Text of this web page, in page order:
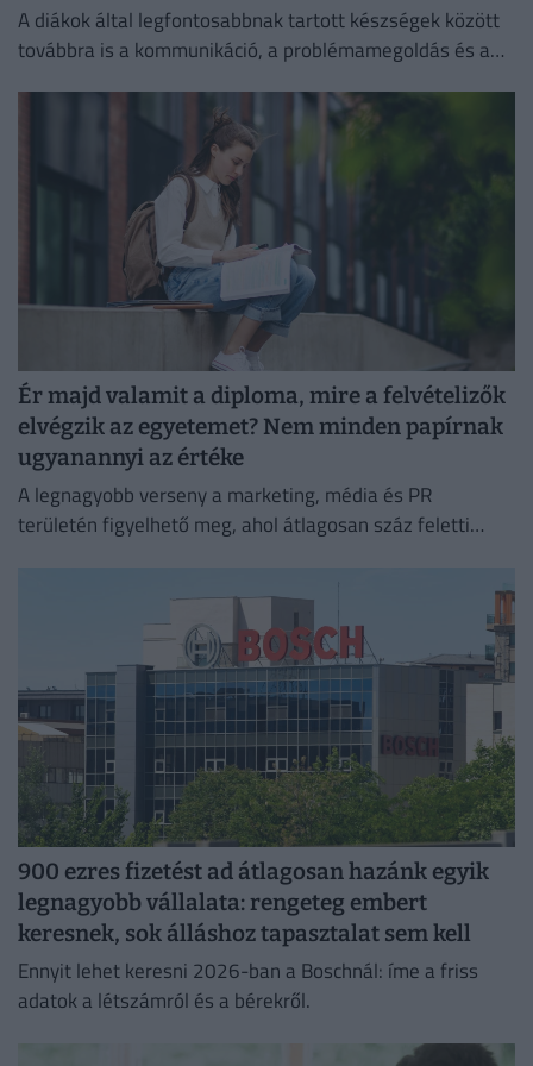
A diákok által legfontosabbnak tartott készségek között
továbbra is a kommunikáció, a problémamegoldás és a
Ér majd valamit a diploma, mire a felvételizők
elvégzik az egyetemet? Nem minden papírnak
ugyanannyi az értéke
A legnagyobb verseny a marketing, média és PR
területén figyelhető meg, ahol átlagosan száz feletti
900 ezres fizetést ad átlagosan hazánk egyik
legnagyobb vállalata: rengeteg embert
keresnek, sok álláshoz tapasztalat sem kell
Ennyit lehet keresni 2026-ban a Boschnál: íme a friss
adatok a létszámról és a bérekről.